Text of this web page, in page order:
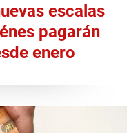
escalas
pagarán
enero